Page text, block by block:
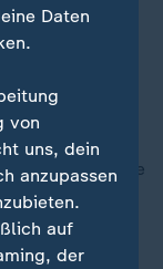
andere
"Wir dürfen
So
unsere
wie vor
die eine
Fälle auch
Daten
von
uns, dein
anzupassen
auf
der